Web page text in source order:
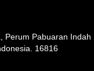
Perum Pabuaran Indah
16816